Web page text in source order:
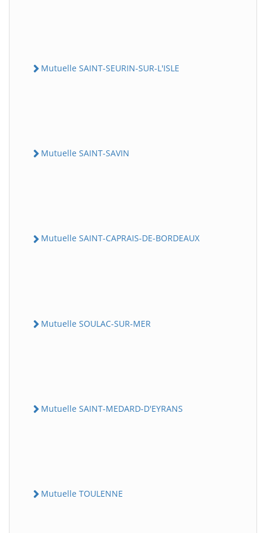
Mutuelle SAINT-SEURIN-SUR-L'ISLE
Mutuelle SAINT-SAVIN
Mutuelle SAINT-CAPRAIS-DE-BORDEAUX
Mutuelle SOULAC-SUR-MER
Mutuelle SAINT-MEDARD-D'EYRANS
Mutuelle TOULENNE